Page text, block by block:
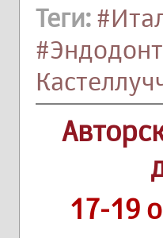
Теги:
17-19